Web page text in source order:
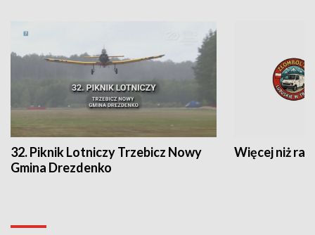
32. Piknik Lotniczy Trzebicz Nowy
Gmina Drezdenko
Więcej niż rajd